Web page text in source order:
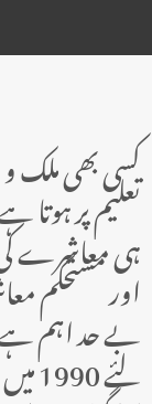
کسی بھی ملک و
تعلیم پر ہوتا
ہی معاشرے کی
اور مستحکم
بے حد اہم